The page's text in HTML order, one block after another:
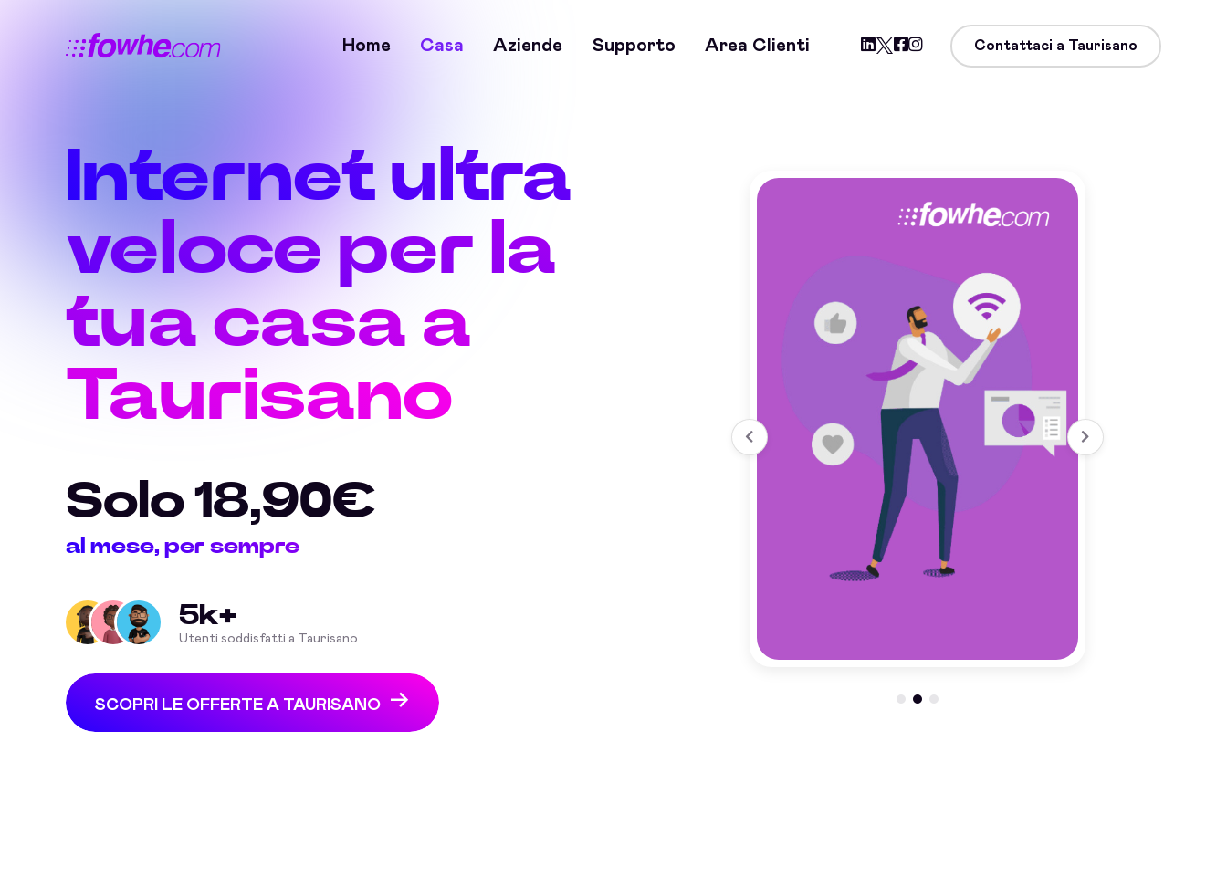
Home Casa Aziende Supporto Area Clienti Contattaci a Taurisano
Internet ultra
veloce per la
tua casa a
Taurisano
Solo 18,90€
al mese, per sempre
5k+
Utenti soddisfatti a Taurisano
SCOPRI LE OFFERTE A TAURISANO